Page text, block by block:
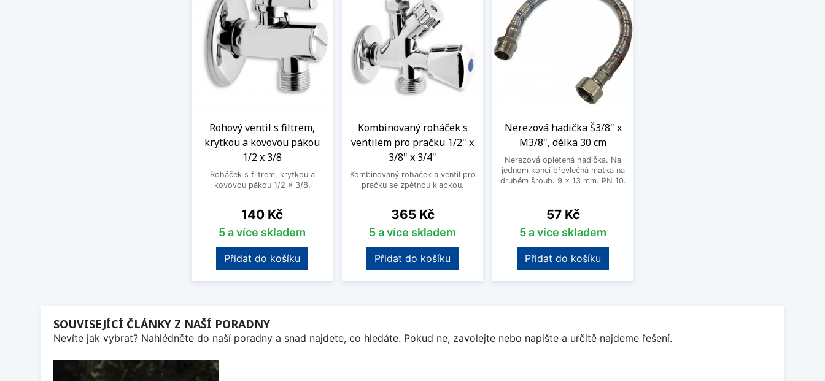
Rohový ventil s filtrem,
krytkou a kovovou pákou
1/2 x 3/8
Roháček s filtrem, krytkou a
kovovou pákou 1/2 x 3/8.
Cena
140 Kč
5 a více skladem
Přidat do košíku
Kombinovaný roháček s
ventilem pro pračku 1/2" x
3/8" x 3/4"
Kombinovaný roháček a ventil pro
pračku se zpětnou klapkou.
Cena
365 Kč
5 a více skladem
Přidat do košíku
Nerezová hadička Š3/8" x
M3/8", délka 30 cm
Nerezová opletená hadička. Na
jednom konci převlečná matka na
druhém šroub. 9 x 13 mm. PN 10.
Cena
57 Kč
5 a více skladem
Přidat do košíku
SOUVISEJÍCÍ ČLÁNKY Z NAŠÍ PORADNY
Nevíte jak vybrat? Nahlédněte do naší poradny a snad najdete, co hledáte. Pokud ne, zavolejte nebo napište a určitě najdeme řešení.